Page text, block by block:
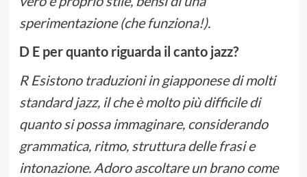
sperimentazione (che funziona!).
D E per quanto riguarda il canto jazz?
R Esistono traduzioni in giapponese di molti
standard jazz, il che è molto più difficile di
quanto si possa immaginare, considerando
grammatica, ritmo, struttura delle frasi e
intonazione. Adoro ascoltare un brano come